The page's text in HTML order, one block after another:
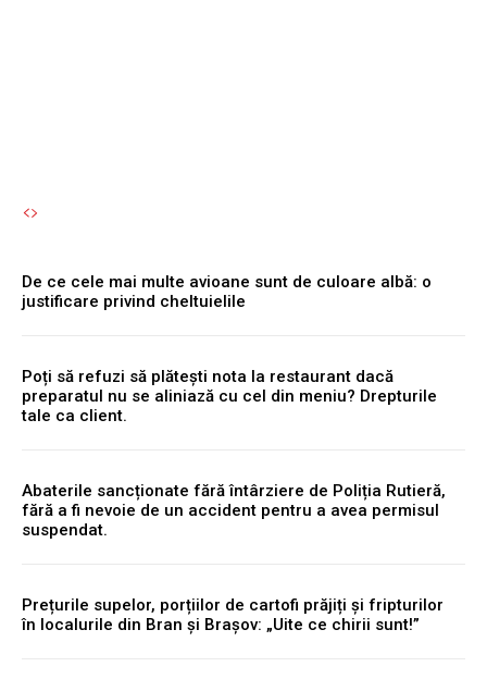
De ce cele mai multe avioane sunt de culoare albă: o
justificare privind cheltuielile
Poți să refuzi să plătești nota la restaurant dacă
preparatul nu se aliniază cu cel din meniu? Drepturile
tale ca client.
Abaterile sancționate fără întârziere de Poliția Rutieră,
fără a fi nevoie de un accident pentru a avea permisul
suspendat.
Prețurile supelor, porțiilor de cartofi prăjiți și fripturilor
în localurile din Bran și Brașov: „Uite ce chirii sunt!”